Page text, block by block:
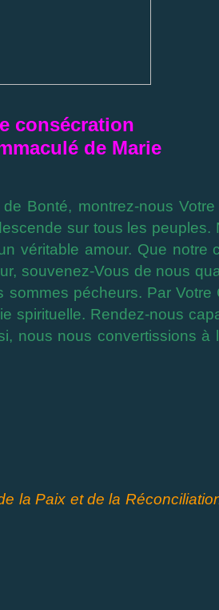
consécration
de Marie
Bonté, montrez-nous
sur tous les peuples.
véritable amour. Que notre
souvenez-Vous de nous
pécheurs. Par Votre
spirituelle. Rendez-nous
nous nous convertissions à
la Paix et de la